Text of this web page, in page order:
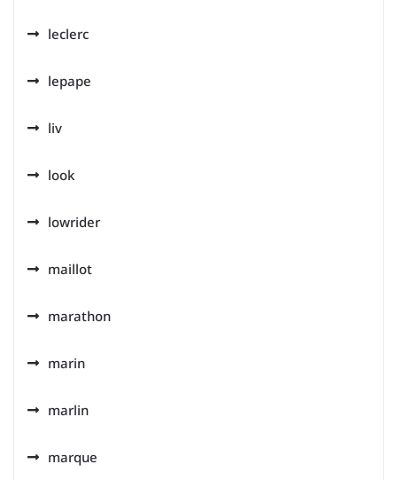
leclerc
lepape
liv
look
lowrider
maillot
marathon
marin
marlin
marque